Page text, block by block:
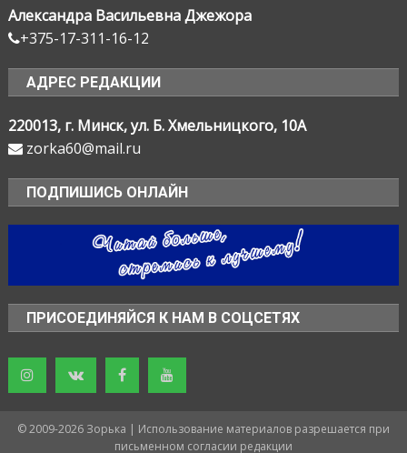
Александра Васильевна Джежора
+375-17-311-16-12
АДРЕС РЕДАКЦИИ
220013, г. Минск, ул. Б. Хмельницкого, 10А
zorka60@mail.ru
ПОДПИШИСЬ ОНЛАЙН
ПРИСОЕДИНЯЙСЯ К НАМ В СОЦСЕТЯХ
© 2009-2026 Зорька | Использование материалов разрешается при
письменном согласии редакции